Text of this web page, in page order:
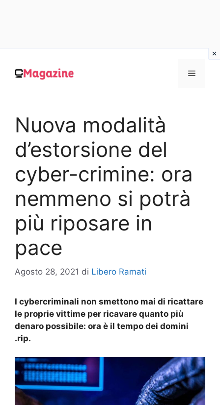
contenuto
MENU
Nuova modalità
d’estorsione del
cyber-crimine: ora
nemmeno si potrà
più riposare in
pace
Agosto 28, 2021 di Libero Ramati
I cybercriminali non smettono mai di ricattare
le proprie vittime per ricavare quanto più
denaro possibile: ora è il tempo dei domini
.rip.